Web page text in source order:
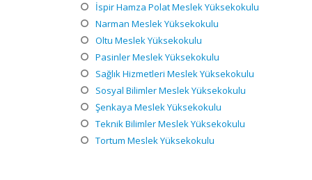
İspir Hamza Polat Meslek Yüksekokulu
Narman Meslek Yüksekokulu
Oltu Meslek Yüksekokulu
Pasinler Meslek Yüksekokulu
Sağlık Hizmetleri Meslek Yüksekokulu
Sosyal Bilimler Meslek Yüksekokulu
Şenkaya Meslek Yüksekokulu
Teknik Bilimler Meslek Yüksekokulu
Tortum Meslek Yüksekokulu